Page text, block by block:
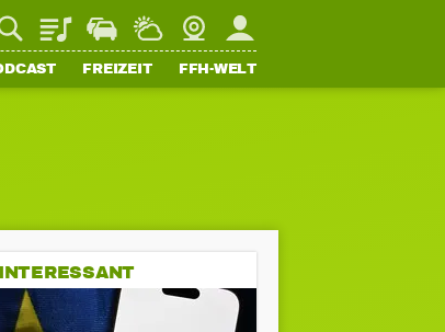
PlaylistStaupilotWetterWebcamMein FFH
FREIZEIT FFH-WELT